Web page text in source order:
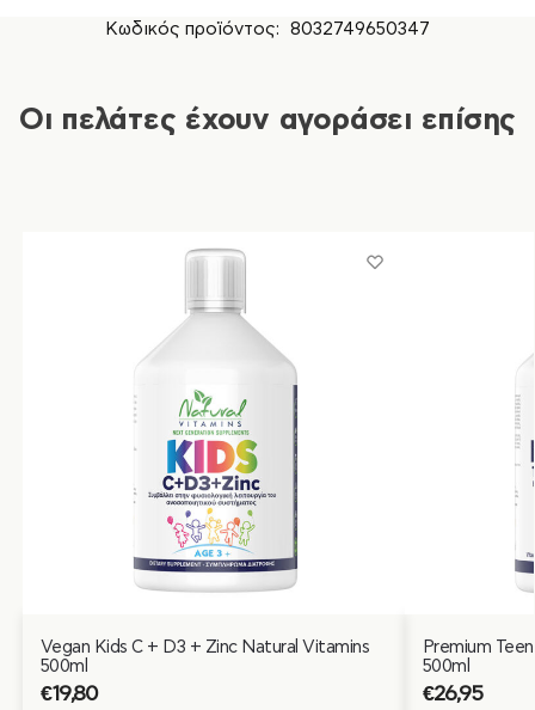
Κωδικός προϊόντος: 8032749650347
Οι πελάτες έχουν αγοράσει επίσης
Vegan Kids C + D3 + Zinc Natural Vitamins
500ml
€19,80
Premium
500ml
€26,95